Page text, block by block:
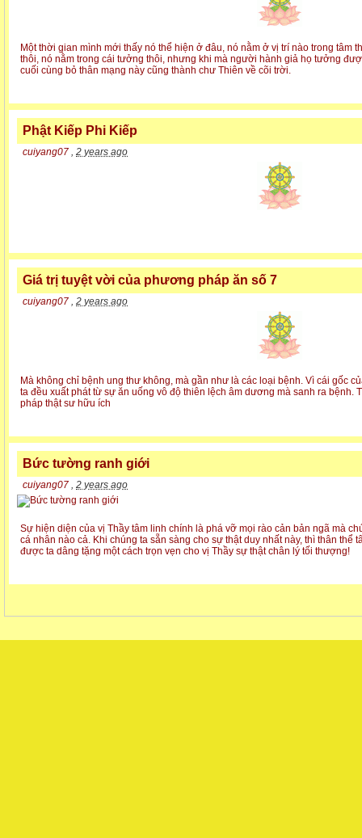
Một thời gian mình mới thấy nó thể hiện ở đâu, nó nằm ở vị trí nào trong tâm
thôi, nó nằm trong cái tưởng thôi, nhưng khi mà người hành giả họ tưởng
cuối cùng bỏ thân mạng này cũng thành chư Thiên về cõi trời.
Phật Kiếp Phi Kiếp
cuiyang07 2 years ago
Giá trị tuyệt vời của phương pháp ăn số 7
cuiyang07 2 years ago
Mà không chỉ bệnh ung thư không, mà gần như là các loại bệnh. Vì cái gốc
ta đều xuất phát từ sự ăn uống vô độ thiên lệch âm dương mà sanh ra
pháp thật sư hữu ích
Bức tường ranh giới
cuiyang07 2 years ago
Sự hiện diện của vị Thầy tâm linh chính là phá vỡ mọi rào cản bản ngã mà
cá nhân nào cả. Khi chúng ta sẵn sàng cho sự thật duy nhất này, thì thân thể
được ta dâng tặng một cách trọn vẹn cho vị Thầy sự thật chân lý tối thượng!